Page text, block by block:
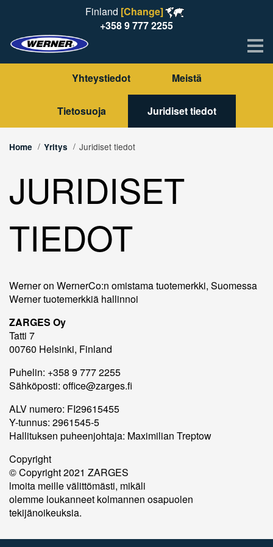
Finland [Change]
+358 9 777 2255
Yhteystiedot Meistä
Tietosuoja Juridiset tiedot
Home Yritys Juridiset tiedot
JURIDISET
TIEDOT
Werner on WernerCo:n omistama tuotemerkki, Suomessa
Werner tuotemerkkiä hallinnoi
ZARGES Oy
Tatti 7
00760 Helsinki, Finland
Puhelin: +358 9 777 2255
Sähköposti: office@zarges.fi
ALV numero: FI29615455
Y-tunnus: 2961545-5
Hallituksen puheenjohtaja: Maximilian Treptow
Copyright
© Copyright 2021 ZARGES
lmoita meille välittömästi, mikäli
olemme loukanneet kolmannen osapuolen
tekijänoikeuksia.